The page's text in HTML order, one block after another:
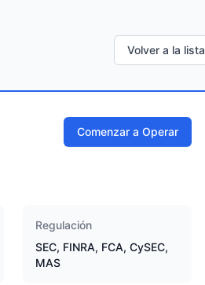
Volver a la lista
Comenzar a Operar
Regulación
SEC, FINRA, FCA, CySEC,
MAS